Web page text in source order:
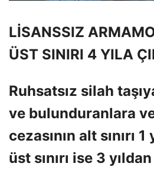
LİSANSSIZ
ÜST SINIRI 4 YILA
Ruhsatsız silah
ve bulunduranlara
cezasının alt sınırı 1
üst sınırı ise 3